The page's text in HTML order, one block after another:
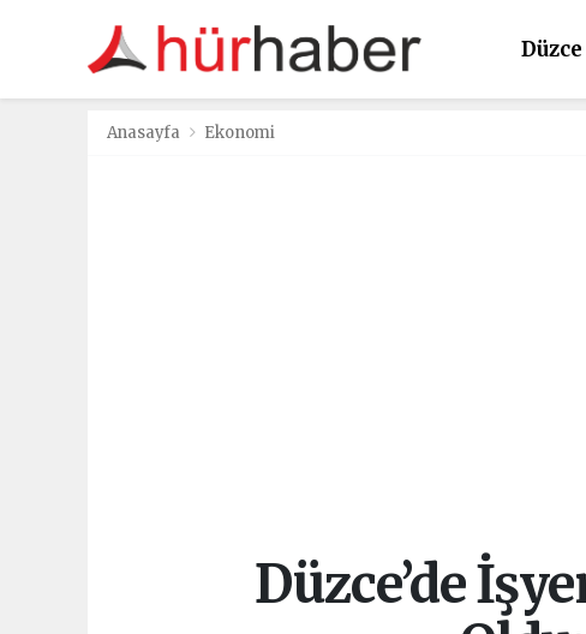
Anasayfa Ekonomi
Düzce’de